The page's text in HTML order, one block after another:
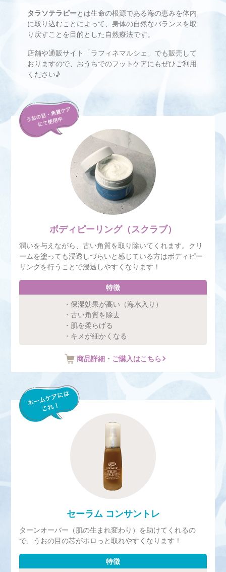
タラソテラピーとは生命の根源である海の恵みを体内
に取り込むことによって、身体の自然なバランスを取
り戻すことを目的とした自然療法です。
店舗や通販サイト「ラフィネマルシェ」でも販売して
おりますので、 おうちでのフットケアにもぜひご利用
ください♪
ボディピーリング（スクラブ）
潤いを与えながら、古い角質を取り除いてくれます。クリ
ームを塗っても浸透しづらいと感じている方はボディピー
リングを行うことで浸透しやすくなります！
特徴
・保湿効果が高い（海水入り）
・古い角質を除去
・肌を柔らげる
・キメが細かくなる
商品詳細・ご購入はこちら
セーラム コンサントレ
ターンオーバー（肌の生まれ変わり）を助けてくれるの
で、うおの目の芯がポロっと取れやすくなります！
特徴